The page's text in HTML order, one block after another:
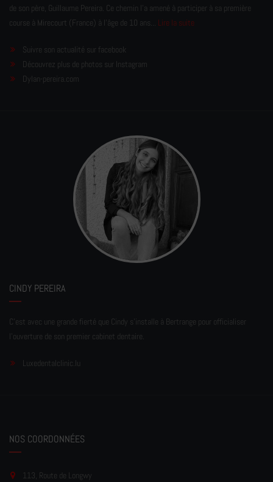
de son père, Guillaume Pereira. Ce chemin l'a amené à participer à sa première
course à Mirecourt (France) à l'âge de 10 ans... Lire la suite
Suivre son actualité sur facebook
Découvrez plus de photos sur Instagram
Dylan-pereira.com
CINDY PEREIRA
C'est avec une grande fierté que Cindy s'installe à Bertrange pour officialiser
l'ouverture de son premier cabinet dentaire.
Luxedentalclinic.lu
NOS COORDONNÉES
113, Route de Longwy